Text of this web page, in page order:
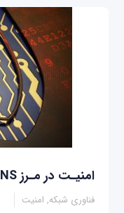
امنیـت در مـرز DNS
فناوری شبکه, امنیت